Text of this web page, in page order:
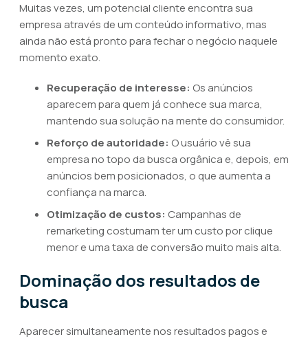
Muitas vezes, um potencial cliente encontra sua
empresa através de um conteúdo informativo, mas
ainda não está pronto para fechar o negócio naquele
momento exato.
Recuperação de interesse: Os anúncios
aparecem para quem já conhece sua marca,
mantendo sua solução na mente do consumidor.
Reforço de autoridade: O usuário vê sua
empresa no topo da busca orgânica e, depois, em
anúncios bem posicionados, o que aumenta a
confiança na marca.
Otimização de custos: Campanhas de
remarketing costumam ter um custo por clique
menor e uma taxa de conversão muito mais alta.
Dominação dos resultados de
busca
Aparecer simultaneamente nos resultados pagos e